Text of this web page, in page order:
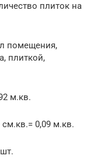
плиток на
помещения,
плиткой,
м.кв.
0,09 м.кв.